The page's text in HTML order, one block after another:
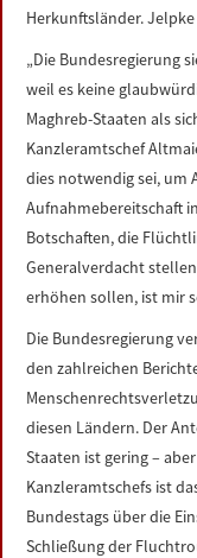
Herkunftsländer.
„Die Bundesregierung
weil es keine
Maghreb-Staaten als
Kanzleramtschef
dies notwendig sei, um
Aufnahmebereitschaft
Botschaften, die
Generalverdacht
erhöhen sollen, ist mir
Die Bundesregierung
den zahlreichen
diesen Ländern. Der
Staaten ist gering –
Kanzleramtschefs ist
Bundestags über die
Schließung der